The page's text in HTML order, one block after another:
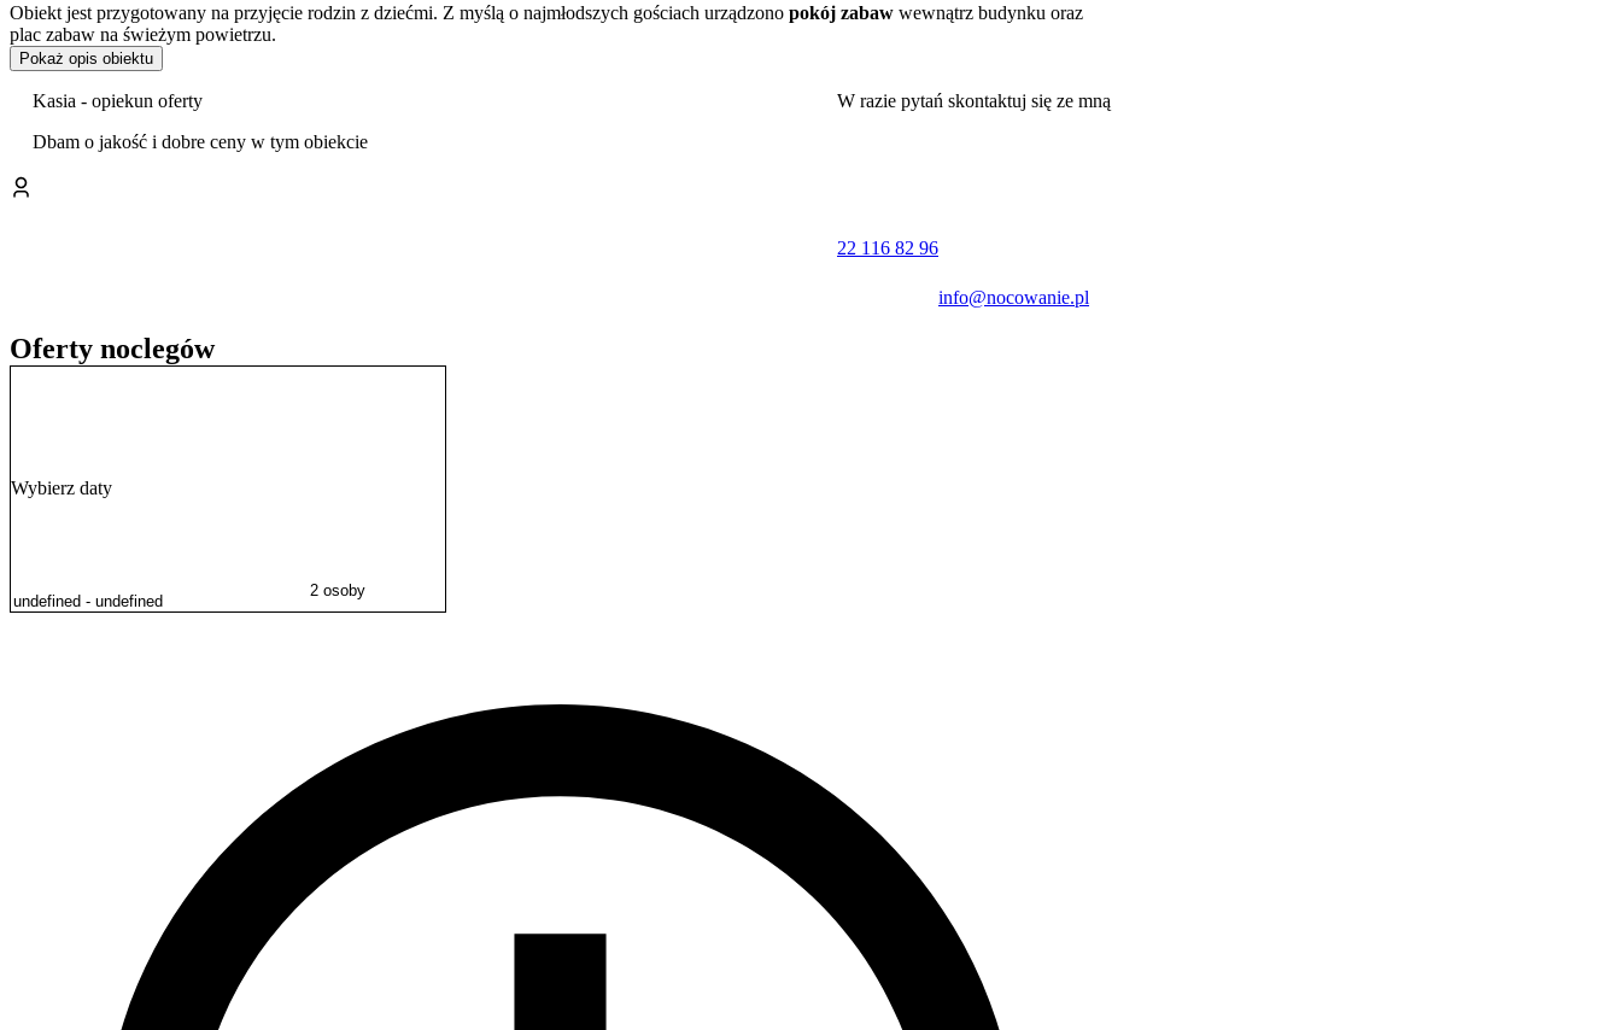
Obiekt jest przygotowany na przyjęcie rodzin z dziećmi. Z myślą o najmłodszych gościach urządzono pokój zabaw wewnątrz budynku oraz
plac zabaw na świeżym powietrzu.
Na terenie hotelu działa
bagażu oraz windę. Obiekt akceptuje pobyt ze zwierzętami i zapewnia płatny parking na miejscu.
Czystość, wygoda oraz obsługa personelu to aspekty, które są szczególnie doceniane przez gości obiektu.
Hotel położony jest w Szczyrku, co stanowi doskonałą bazę wypadową do zwiedzania atrakcji Beskidu Śląskiego. W niewielkiej odległości
znajduje się
Pokaż opis obiektu
Kasia - opiekun oferty
Dbam o jakość i dobre ceny w tym obiekcie
W razie pytań skontaktuj się ze mną
22 116 82 96
info@nocowanie.pl
Oferty noclegów
Wybierz daty
2 osoby